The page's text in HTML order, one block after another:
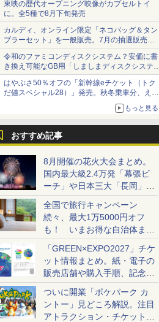
東映の歴代オープニング映像がカプセルトイ
に。全5種で8月下旬発売
カルディ、オンライン限定「ネコバッグ＆タン
ブラーセット」を一般販売。7月の抽選販売の
当選無効分
令和のファミコンディスクシステム？安価に書
き換え可能なGB用「しましまディスクシステ
ム」
はやぶさ50％オフの「新幹線eチケット（トク
だ値スペシャル28）」発売。秋冬乗車分、えき
もっと見る
おすすめ記事
8月開催の花火大会まとめ。
国内最大級2.4万発「幕張ビ
ーチ」や日本三大「長岡」な
ど大型イベント目白押し！
全国で旅行キャンペーン
続々、最大1万5000円オフ
も！ いまお得な自治体まと
め
「GREEN×EXPO2027」チケ
ット情報まとめ。紙・電子の
販売店舗や購入手順、記念チ
ケットも解説
ついに開業「ポケパーク カ
ントー」見どころ解説。注目
アトラクション・チケット手